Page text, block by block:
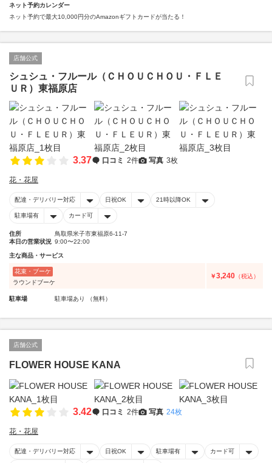
ネット予約カレンダー
ネット予約で最大10,000円分のAmazonギフトカードが当たる！
店舗公式
シュシュ・フルール（ＣＨＯＵＣＨＯＵ・ＦＬＥ
ＵＲ）東福原店
3.37 口コミ 2件 写真 3枚
花・花屋
配達・デリバリー対応 日祝OK 21時以降OK
駐車場有 カード可
住所
鳥取県米子市東福原6-11-7
本日の営業状況 9:00〜22:00
主な商品・サービス
花束・ブーケ
ラウンドブーケ
￥3,240 （税込）
駐車場 駐車場あり （無料）
店舗公式
FLOWER HOUSE KANA
3.42 口コミ 2件 写真 24枚
花・花屋
配達・デリバリー対応 日祝OK 駐車場有 カード可